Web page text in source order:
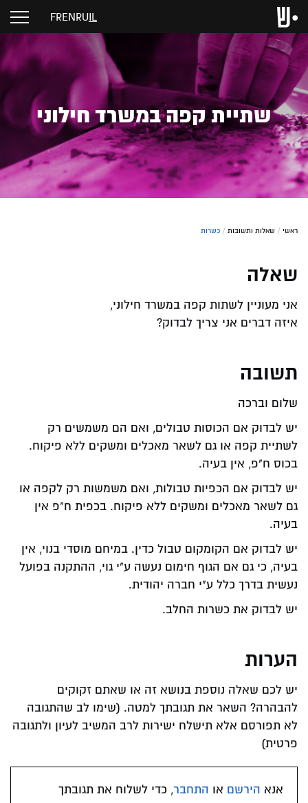
IL
RU
EN
FR
שתיית קפה במשרד חילוני
ראשי / שאלות ותשובות / כשרות
שאלה
אני מעוניין לשתות קפה במשרד חילוני,
איזה דברים אני צריך לבדוק?
תשובה
שלום וברכה
יש לבדוק אם הכוסות טבולים, ואם הם משמשים רק
לשתיית קפה או גם לשאר מאכלים ומשקים ללא פיקוח.
בכוס ח"פ, אין בעיה.
יש לבדוק אם הכפיות טבולות, ואם משמשות רק לקפה או
גם לשאר מאכלים ומשקים ללא פיקוח. בכפית ח"פ אין
בעיה.
יש לבדוק אם הקומקום טבול כדין. במיחם מוסדי בנוי, אין
בעיה, כי גם אם הגוף חימום נעשה ע"י גוי, ההתקנה בפועל
נעשית בדרך כלל ע"י חברה יהודית.
יש לבדוק את כשרות החלב.
הערות
יש לכם שאלה נוספת בנושא זה או שאתם זקוקים
להבהרה? השאר את תגובתך למטה. (שימו לב שהתגובה
לא תפורסם אלא תישלח ישירות לרב המשיב לעיון ולתגובה
פרטית)
אנא הירשם או התחבר, כדי לשלוח את תגובתך